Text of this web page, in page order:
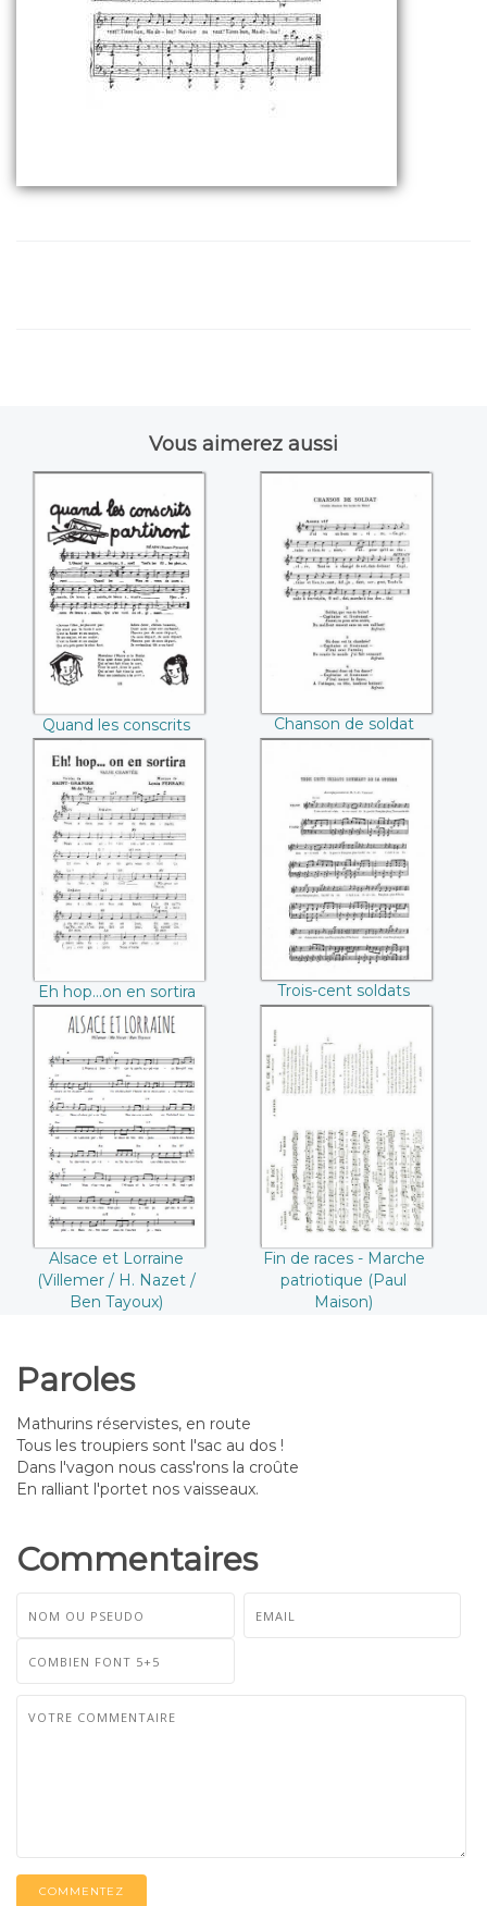
Vous aimerez aussi
Quand les
conscrits partiront
Quand les conscrits
partiront
Chanson de soldat
Chanson de soldat
Eh hop...on en
sortira (Louis Ferrari
Saint-Granier)
Eh hop...on en sortira
(Louis Ferrari Saint-
Granier)
Trois-cent soldats
revenant de
guerre
Trois-cent soldats
revenant de guerre
Alsace et Lorraine
(Villemer / H. Nazet
/ Ben Tayoux)
Alsace et Lorraine
(Villemer / H. Nazet /
Ben Tayoux)
Fin de races -
Marche patriotique
(Paul Maison)
Fin de races - Marche
patriotique (Paul
Maison)
Paroles
Mathurins réservistes, en route
Tous les troupiers sont l'sac au dos !
Dans l'vagon nous cass'rons la croûte
En ralliant l'portet nos vaisseaux.
Commentaires
COMMENTEZ